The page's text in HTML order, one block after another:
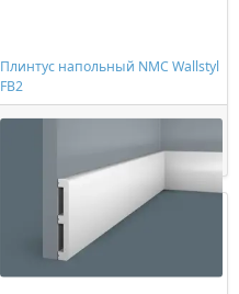
Плинтус напольный NMC Wallstyl
FB2
748,00 ₽/шт
Купить